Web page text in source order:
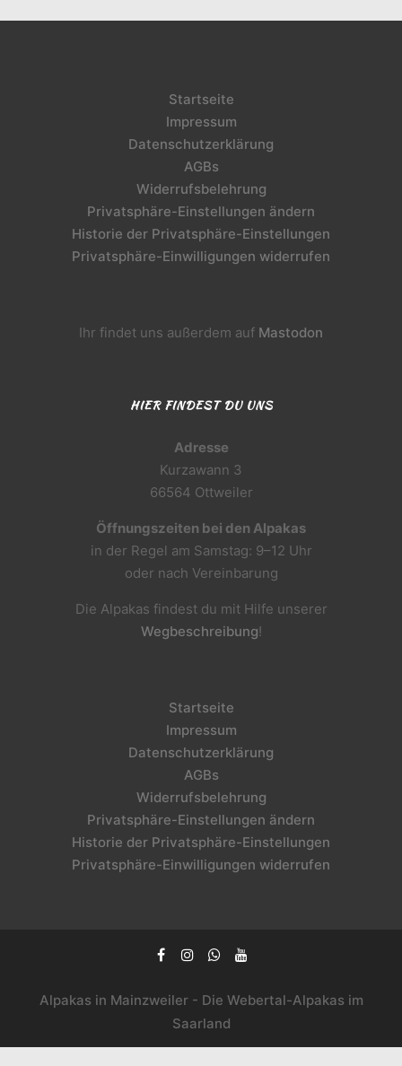
Startseite
Impressum
Datenschutzerklärung
AGBs
Widerrufsbelehrung
Privatsphäre-Einstellungen ändern
Historie der Privatsphäre-Einstellungen
Privatsphäre-Einwilligungen widerrufen
Ihr findet uns außerdem auf Mastodon
HIER FINDEST DU UNS
Adresse
Kurzawann 3
66564 Ottweiler
Öffnungszeiten bei den Alpakas
in der Regel am Samstag: 9–12 Uhr
oder nach Vereinbarung
Die Alpakas findest du mit Hilfe unserer
Wegbeschreibung!
Startseite
Impressum
Datenschutzerklärung
AGBs
Widerrufsbelehrung
Privatsphäre-Einstellungen ändern
Historie der Privatsphäre-Einstellungen
Privatsphäre-Einwilligungen widerrufen
Alpakas in Mainzweiler - Die Webertal-Alpakas im
Saarland